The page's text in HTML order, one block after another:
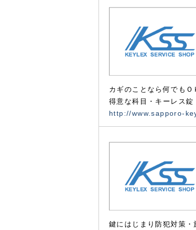
カギのことなら何でもＯ
得意な科目・キーレス
http://www.sapporo-
鍵にはじまり防犯対策・